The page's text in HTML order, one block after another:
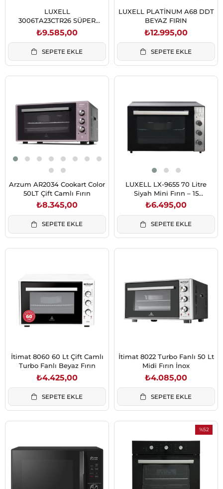
LUXELL
3006TA23CTR26 SÜPER
KRİSTAL BEYAZ CAM FIRIN
₺9.585,00
SEPETE EKLE
LUXELL PLATİNUM A68 DDT
BEYAZ FIRIN
₺12.995,00
SEPETE EKLE
Arzum AR2034 Cookart Color
50LT Çift Camlı Fırın
₺8.345,00
SEPETE EKLE
LUXELL LX-9655 70 Litre
Siyah Mini Fırın – 15
Fonksiyonlu
₺6.495,00
SEPETE EKLE
İtimat 8060 60 Lt Çift Camlı
Turbo Fanlı Beyaz Fırın
₺4.425,00
SEPETE EKLE
İtimat 8022 Turbo Fanlı 50 Lt
Midi Fırın İnox
₺4.085,00
SEPETE EKLE
%52
İndirim